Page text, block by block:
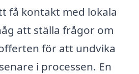
få kontakt med lokala
att ställa frågor om
för att undvika
i processen. En